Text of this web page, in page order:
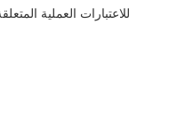
للاعتبارات العملية